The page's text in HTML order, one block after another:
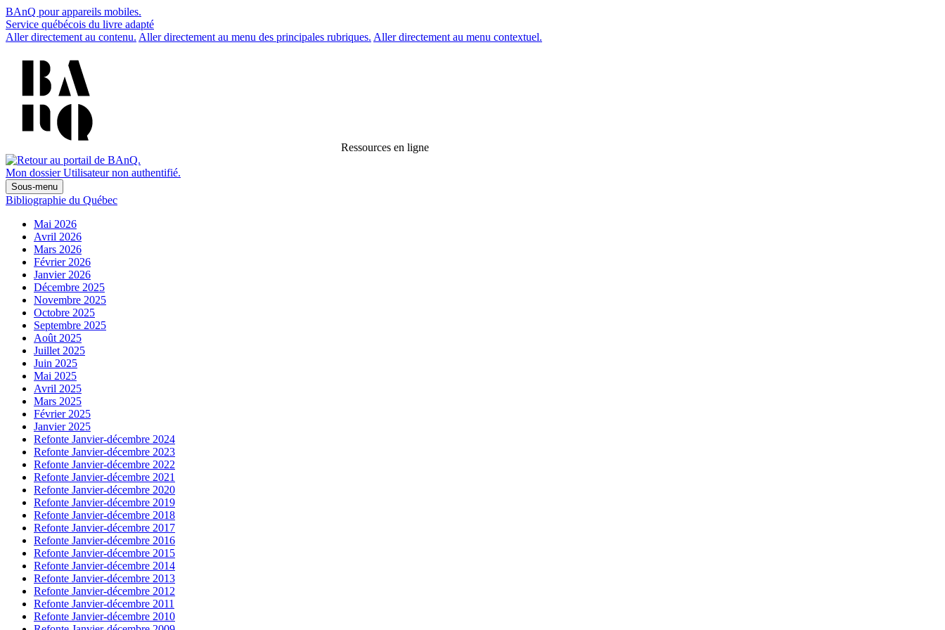
BAnQ pour appareils mobiles.
Service québécois du livre adapté
Aller directement au contenu. Aller directement au menu des principales rubriques. Aller directement au menu contextuel.
Ressources en ligne
Mon dossier Utilisateur non authentifié.
Sous-menu
Bibliographie du Québec
Mai 2026
Avril 2026
Mars 2026
Février 2026
Janvier 2026
Décembre 2025
Novembre 2025
Octobre 2025
Septembre 2025
Août 2025
Juillet 2025
Juin 2025
Mai 2025
Avril 2025
Mars 2025
Février 2025
Janvier 2025
Refonte Janvier-décembre 2024
Refonte Janvier-décembre 2023
Refonte Janvier-décembre 2022
Refonte Janvier-décembre 2021
Refonte Janvier-décembre 2020
Refonte Janvier-décembre 2019
Refonte Janvier-décembre 2018
Refonte Janvier-décembre 2017
Refonte Janvier-décembre 2016
Refonte Janvier-décembre 2015
Refonte Janvier-décembre 2014
Refonte Janvier-décembre 2013
Refonte Janvier-décembre 2012
Refonte Janvier-décembre 2011
Refonte Janvier-décembre 2010